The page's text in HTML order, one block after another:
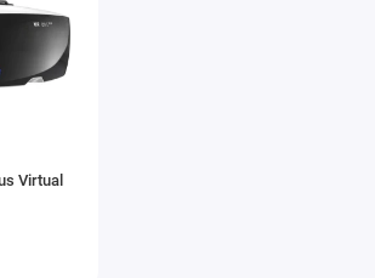
Virtual